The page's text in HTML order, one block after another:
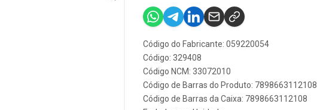
Código do Fabricante: 059220054
Código: 329408
Código NCM: 33072010
Código de Barras do Produto: 7898663112108
Código de Barras da Caixa: 7898663112108